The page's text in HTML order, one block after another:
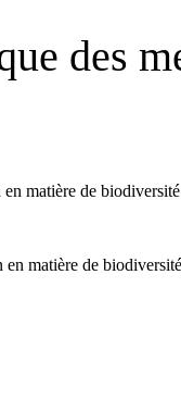
des
matière de
matière de